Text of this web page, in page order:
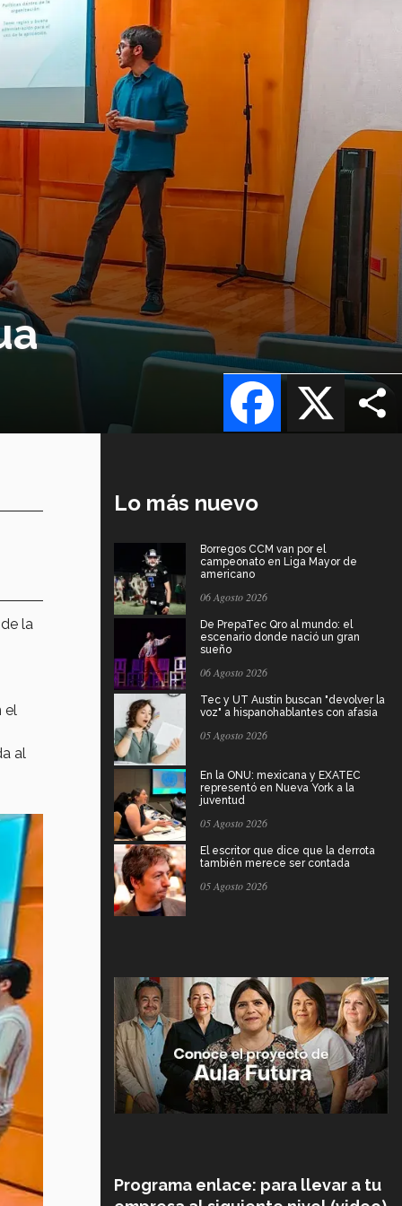
X
Facebook
la
el
al
Lo más nuevo
Borregos CCM van por el
campeonato en Liga Mayor de
americano
06 Agosto 2026
De PrepaTec Qro al mundo: el
escenario donde nació un gran
sueño
06 Agosto 2026
Tec y UT Austin buscan "devolver la
voz" a hispanohablantes con afasia
05 Agosto 2026
En la ONU: mexicana y EXATEC
representó en Nueva York a la
juventud
05 Agosto 2026
El escritor que dice que la derrota
también merece ser contada
05 Agosto 2026
Programa enlace: para llevar a tu